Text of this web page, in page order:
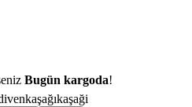
Bugün kargoda!
kaşaği